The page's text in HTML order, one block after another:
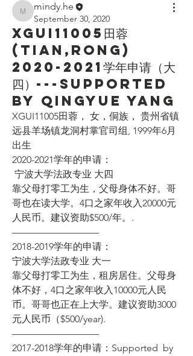
mindy.he
mindy.he
September 30, 2020
XGUI11005田蓉
(Tian,Rong)
2020-2021学年申请（大
四）---Supported
by Qingyue Yang
XGUI11005田蓉， 女，侗族， 贵州省镇
远县羊场镇龙洞村掌官司组, 1999年6月
出生
2020-2021学年的申请：
宁波大学法政专业 大四
靠父母打零工为生，父母身体不好。哥
哥也在读大学。4口之家年收入20000元
人民币。建议资助$500/年。.
—————————
2018-2019学年的申请：
宁波大学法政专业 大一
靠父母打零工为生，租房居住。父母身
体不好，4口之家年收入10000元人民
币。哥哥也正在上大学。建议资助3000
元人民币（$500/year).
—————————
2017-2018学年的申请：Supported  by